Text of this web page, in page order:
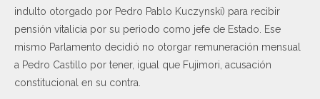
indulto otorgado por Pedro Pablo Kuczynski) para recibir
pensión vitalicia por su periodo como jefe de Estado. Ese
mismo Parlamento decidió no otorgar remuneración mensual
a Pedro Castillo por tener, igual que Fujimori, acusación
constitucional en su contra.